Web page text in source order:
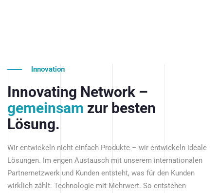
Innovation
Innovating Network –
gemeinsam zur besten
Lösung.
Wir entwickeln nicht einfach Produkte – wir entwickeln ideale
Lösungen. Im engen Austausch mit unserem internationalen
Partnernetzwerk und Kunden entsteht, was für den Kunden
wirklich zählt: Technologie mit Mehrwert. So entstehen